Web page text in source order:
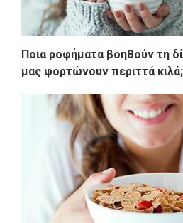
Ποια ροφήματα βοηθούν τη
μας φορτώνουν περιττά κιλά;